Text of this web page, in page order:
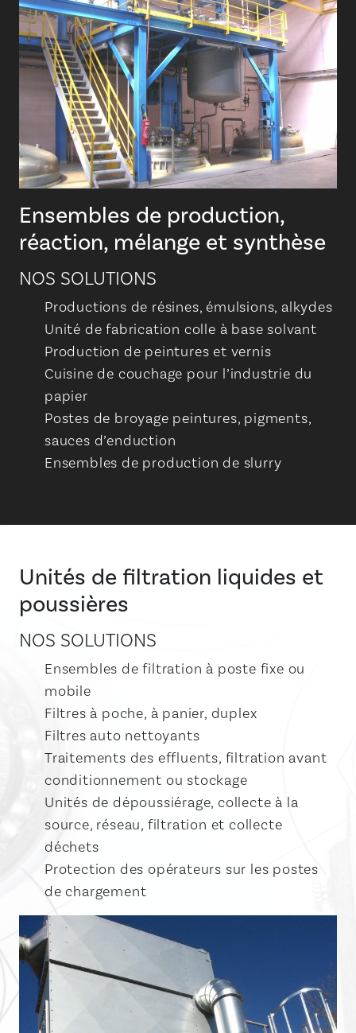
Ensembles de production,
réaction, mélange et synthèse
NOS SOLUTIONS
Productions de résines, émulsions, alkydes
Unité de fabrication colle à base solvant
Production de peintures et vernis
Cuisine de couchage pour l’industrie du
papier
Postes de broyage peintures, pigments,
sauces d’enduction
Ensembles de production de slurry
Unités de filtration liquides et
poussières
NOS SOLUTIONS
Ensembles de filtration à poste fixe ou
mobile
Filtres à poche, à panier, duplex
Filtres auto nettoyants
Traitements des effluents, filtration avant
conditionnement ou stockage
Unités de dépoussiérage, collecte à la
source, réseau, filtration et collecte
déchets
Protection des opérateurs sur les postes
de chargement